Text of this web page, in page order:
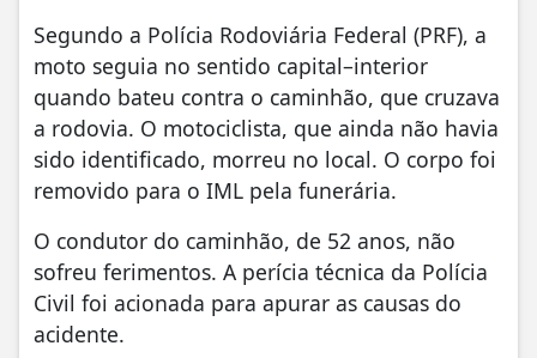
Segundo a Polícia Rodoviária Federal (PRF), a
moto seguia no sentido capital–interior
quando bateu contra o caminhão, que cruzava
a rodovia. O motociclista, que ainda não havia
sido identificado, morreu no local. O corpo foi
removido para o IML pela funerária.
O condutor do caminhão, de 52 anos, não
sofreu ferimentos. A perícia técnica da Polícia
Civil foi acionada para apurar as causas do
acidente.